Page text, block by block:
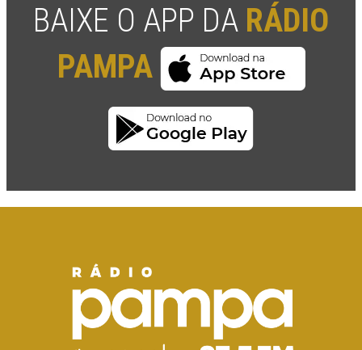
BAIXE O APP DA RÁDIO
PAMPA